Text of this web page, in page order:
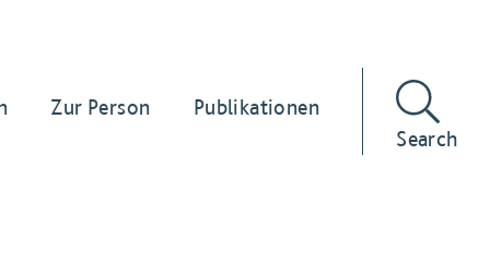
Zur Person
Publikationen
Search